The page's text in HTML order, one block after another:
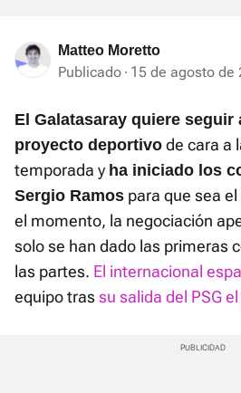
Matteo Moretto
Publicado 15 de agosto de
El Galatasaray quiere seguir
proyecto deportivo de cara a
temporada y ha iniciado los
Sergio Ramos para que sea
el momento, la negociación
solo se han dado las primeras
las partes. El internacional
equipo trassu salida del PSG